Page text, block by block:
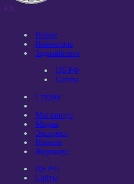
EN
Новое
Инвентарь
Задизайнено
ЦБ РФ
Сайты
Студия
Магазинус
Медиа
Экспресс
Иронов
Журналус
ЦБ РФ
Сайты